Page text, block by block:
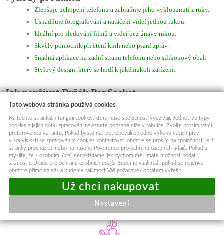
Zlepšuje uchopení telefonu a zabraňuje jeho vyklouznutí z ruky.
Usnadňuje fotografování a natáčení videí jednou rukou.
Ideální pro sledování filmů a videí bez únavy rukou.
Skvělý pomocník při čtení knih nebo psaní zpráv.
Snadná aplikace na zadní stranu telefonu nebo silikonový obal.
Stylový design, který se hodí k jakémukoli zařízení.
Jak používat Držák PopSocket
Držák je určený kpřilepenípřímona zadní stranu telefonu
obal . Lze jej opakovaně použít, díky čemuž můžete mít držák na zařízení, na
jakém právě potřebujete.
Upozornění
Upozorňujeme, že se nejedná o originální produkt Popsocket.
Nečekejte a pořiďte si Držák PopSocket TikTok černý ještě dnes! Vylepšete své
mobilní zážitky a užijte si pohodlnější používání svého zařízení!
Tato webová stránka používá cookies
Na těchto stránkách fungují cookies, které naše společnosti využívají. Jednotlivé typy
cookies a jejich dobu zpracování naleznete popsané níže v tabulce. Zvolte prosím Vámi
preferovanou variantu. Pokud byste nás potřebovali ohledně výkonu vašich práv
v souvislosti se zpracováním cookies kontaktovat, obraťte se prosím na společnost, jejíž
stránky procházíte, nebo na našeho Pověřence pro ochranu osobních údajů. Pokud si
myslíte, že s osobními údaji nenakládáme, jak bychom měli, máte možnost podat
stížnost u Úřadu pro ochranu osobních údajů. Budeme však rádi, pokud se nejdříve
obrátíte přímo na nás a budeme tak moct Váš požadavek obratem vyřešit.
Nastavení